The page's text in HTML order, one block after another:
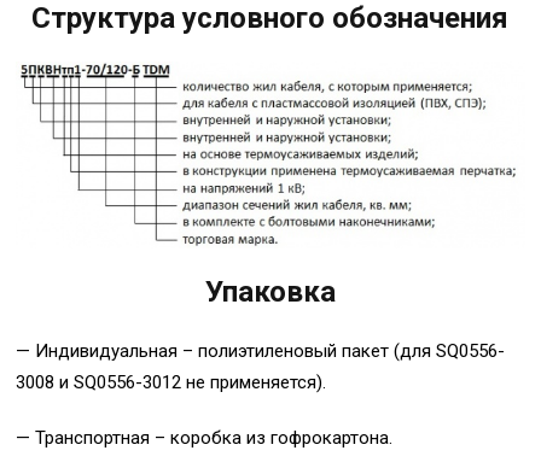
Структура условного обозначения
Упаковка
— Индивидуальная – полиэтиленовый пакет (для SQ0556-
3008 и SQ0556-3012 не применяется).
— Транспортная – коробка из гофрокартона.